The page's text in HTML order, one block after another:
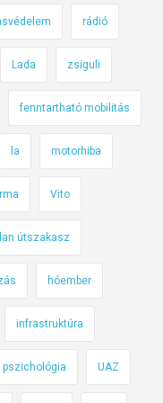
rádió
Lada zsiguli
fenntartható mobilitás
la motorhiba
Vito
útszakasz
hóember
infrastruktúra
pszichológia UAZ